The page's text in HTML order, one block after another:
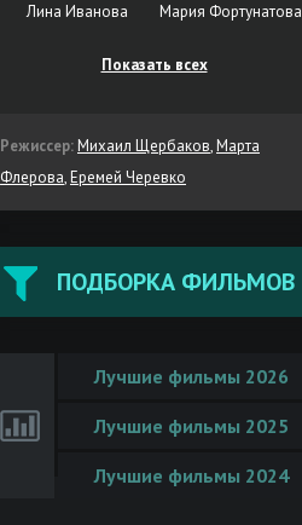
Лина Иванова Мария Фортунатова
Показать всех
Режиссер:Михаил Щербаков,Марта
Флерова,Еремей Черевко
ПОДБОРКА ФИЛЬМОВ
Лучшие фильмы 2026
Лучшие фильмы 2025
Лучшие фильмы 2024